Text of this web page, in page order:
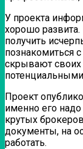
У проекта
хорошо
получить
познакомиться
скрывают своих
Проект
именно его
крутых
документы, на
работать.